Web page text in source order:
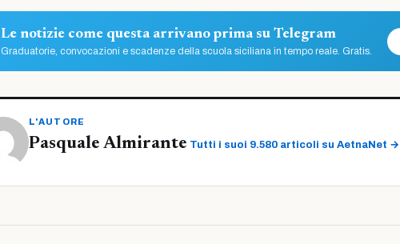
Le notizie come questa arrivano prima su Telegram
Graduatorie, convocazioni e scadenze della scuola siciliana in tempo reale. Gratis.
L'AUTORE
Pasquale Almirante Tutti i suoi 9.580 articoli su AetnaNet →